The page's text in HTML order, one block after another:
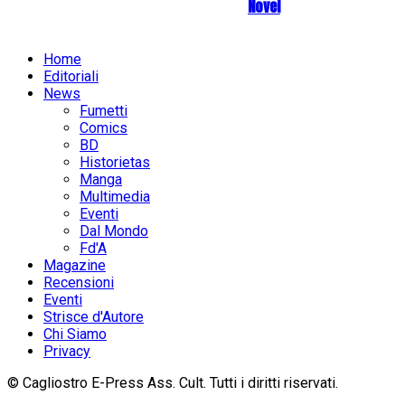
Novel
Home
Editoriali
News
Fumetti
Comics
BD
Historietas
Manga
Multimedia
Eventi
Dal Mondo
Fd'A
Magazine
Recensioni
Eventi
Strisce d'Autore
Chi Siamo
Privacy
© Cagliostro E-Press Ass. Cult. Tutti i diritti riservati.